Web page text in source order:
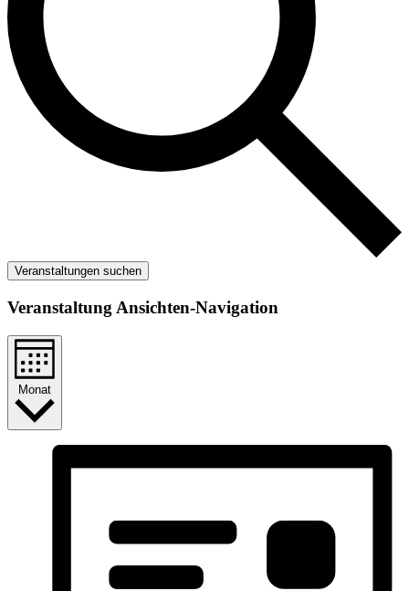
Veranstaltungen suchen
Veranstaltung Ansichten-Navigation
Monat